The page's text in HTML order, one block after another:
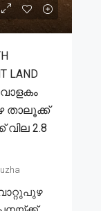
LAND
വാളകം
താലൂക്ക്
2.8